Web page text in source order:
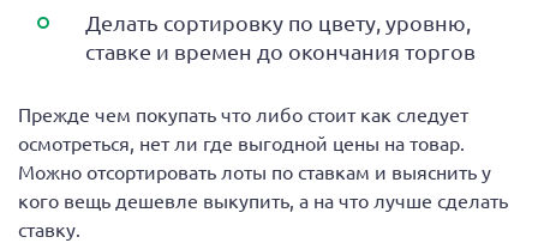
Делать сортировку по цвету, уровню,
ставке и времен до окончания торгов
Прежде чем покупать что либо стоит как следует
осмотреться, нет ли где выгодной цены на товар.
Можно отсортировать лоты по ставкам и выяснить у
кого вещь дешевле выкупить, а на что лучше сделать
ставку.